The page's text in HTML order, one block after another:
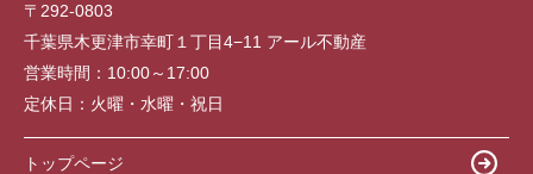
〒292-0803
千葉県木更津市幸町１丁目4−11 アール不動産
営業時間： 10:00～17:00
定休日： 火曜・水曜・祝日
トップページ